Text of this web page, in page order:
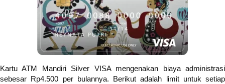
Kartu ATM Mandiri Silver VISA mengenakan biaya administrasi
sebesar Rp4.500 per bulannya. Berikut adalah limit untuk setiap